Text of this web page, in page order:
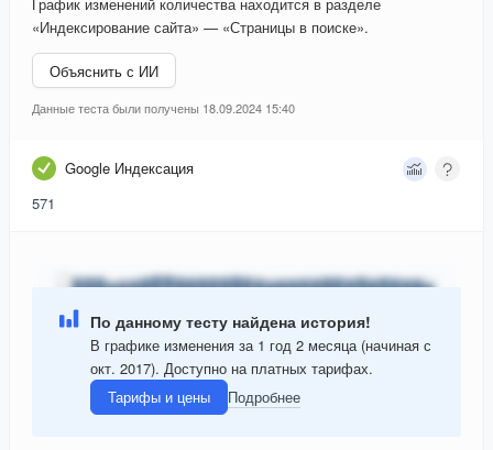
График изменений количества находится в разделе
«Индексирование сайта» — «Страницы в поиске».
Объяснить с ИИ
Данные теста были получены 18.09.2024 15:40
Google Индексация
571
По данному тесту найдена история!
В графике изменения за 1 год 2 месяца (начиная с
окт. 2017). Доступно на платных тарифах.
Тарифы и цены
Подробнее